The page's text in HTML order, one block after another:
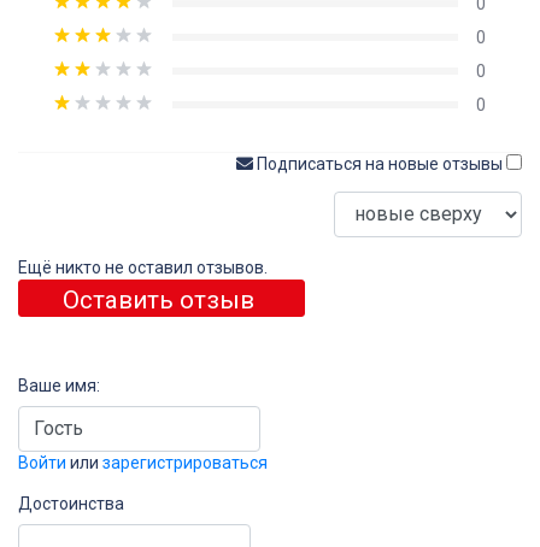
0
0
0
Подписаться на новые отзывы
Ещё никто не оставил отзывов.
Оставить отзыв
Ваше имя:
Войти или зарегистрироваться
Достоинства